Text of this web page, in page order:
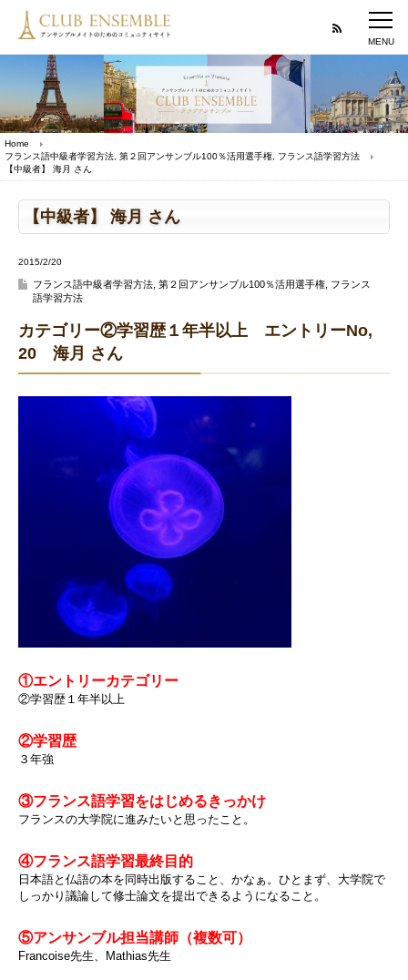
Home
フランス語中級者学習方法 第２回アンサンブル100％活用選手権
フランス語学習方法
【中級者】 海月 さん
【中級者】 海月 さん
2015/2/20
フランス語中級者学習方法 第２回アンサンブル100％活用選手権 フランス
語学習方法
カテゴリー②学習歴１年半以上 エントリーNo,
20 海月 さん
①エントリーカテゴリー
②学習歴１年半以上
②学習歴
３年強
③フランス語学習をはじめるきっかけ
フランスの大学院に進みたいと思ったこと。
④フランス語学習最終目的
日本語と仏語の本を同時出版すること、かなぁ。ひとまず、大学院で
しっかり議論して修士論文を提出できるようになること。
⑤アンサンブル担当講師（複数可）
Francoise先生、Mathias先生